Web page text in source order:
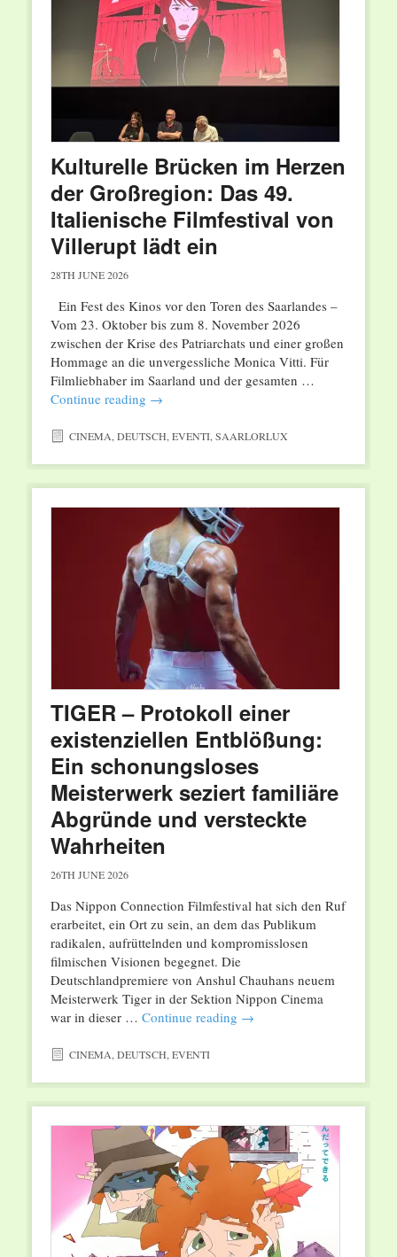
Kulturelle Brücken im Herzen
der Großregion: Das 49.
Italienische Filmfestival von
Villerupt lädt ein
28TH JUNE 2026
Ein Fest des Kinos vor den Toren des Saarlandes –
Vom 23. Oktober bis zum 8. November 2026
zwischen der Krise des Patriarchats und einer großen
Hommage an die unvergessliche Monica Vitti. Für
Filmliebhaber im Saarland und der gesamten …
Continue reading →
CINEMA DEUTSCH EVENTI, SAARLORLUX
TIGER – Protokoll einer
existenziellen Entblößung:
Ein schonungsloses
Meisterwerk seziert familiäre
Abgründe und versteckte
Wahrheiten
26TH JUNE 2026
Das Nippon Connection Filmfestival hat sich den Ruf
erarbeitet, ein Ort zu sein, an dem das Publikum
radikalen, aufrüttelnden und kompromisslosen
filmischen Visionen begegnet. Die
Deutschlandpremiere von Anshul Chauhans neuem
Meisterwerk Tiger in der Sektion Nippon Cinema
war in dieser … Continue reading →
CINEMA DEUTSCH EVENTI